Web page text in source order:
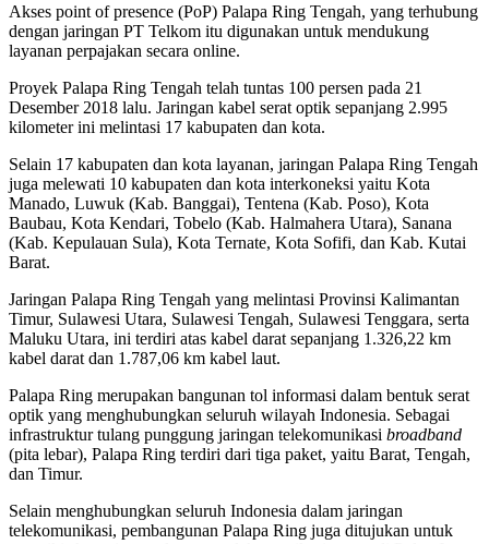
Akses point of presence (PoP) Palapa Ring Tengah, yang terhubung
dengan jaringan PT Telkom itu digunakan untuk mendukung
layanan perpajakan secara online.
Proyek Palapa Ring Tengah telah tuntas 100 persen pada 21
Desember 2018 lalu. Jaringan kabel serat optik sepanjang 2.995
kilometer ini melintasi 17 kabupaten dan kota.
Selain 17 kabupaten dan kota layanan, jaringan Palapa Ring Tengah
juga melewati 10 kabupaten dan kota interkoneksi yaitu Kota
Manado, Luwuk (Kab. Banggai), Tentena (Kab. Poso), Kota
Baubau, Kota Kendari, Tobelo (Kab. Halmahera Utara), Sanana
(Kab. Kepulauan Sula), Kota Ternate, Kota Sofifi, dan Kab. Kutai
Barat.
Jaringan Palapa Ring Tengah yang melintasi Provinsi Kalimantan
Timur, Sulawesi Utara, Sulawesi Tengah, Sulawesi Tenggara, serta
Maluku Utara, ini terdiri atas kabel darat sepanjang 1.326,22 km
kabel darat dan 1.787,06 km kabel laut.
Palapa Ring merupakan bangunan tol informasi dalam bentuk serat
optik yang menghubungkan seluruh wilayah Indonesia. Sebagai
infrastruktur tulang punggung jaringan telekomunikasi broadband
(pita lebar), Palapa Ring terdiri dari tiga paket, yaitu Barat, Tengah,
dan Timur.
Selain menghubungkan seluruh Indonesia dalam jaringan
telekomunikasi, pembangunan Palapa Ring juga ditujukan untuk